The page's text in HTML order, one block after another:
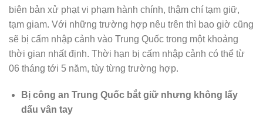
biên bản xử phạt vi phạm hành chính, thậm chí tạm giữ,
tạm giam. Với những trường hợp nêu trên thì bao giờ cũng
sẽ bị cấm nhập cảnh vào Trung Quốc trong một khoảng
thời gian nhất định. Thời hạn bị cấm nhập cảnh có thể từ
06 tháng tới 5 năm, tùy từng trường hợp.
Bị công an Trung Quốc bắt giữ nhưng không lấy
dấu vân tay